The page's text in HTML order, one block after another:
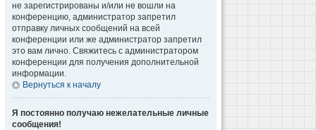
не зарегистрированы и/или не вошли на
конференцию, администратор запретил
отправку личных сообщений на всей
конференции или же администратор запретил
это вам лично. Свяжитесь с администратором
конференции для получения дополнительной
информации.
Вернуться к началу
Я постоянно получаю нежелательные личные
сообщения!